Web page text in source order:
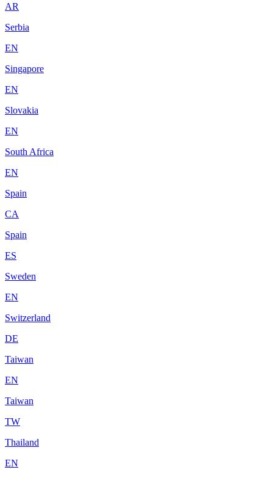
AR
Serbia
EN
Singapore
EN
Slovakia
EN
South Africa
EN
Spain
CA
Spain
ES
Sweden
EN
Switzerland
DE
Taiwan
EN
Taiwan
TW
Thailand
EN